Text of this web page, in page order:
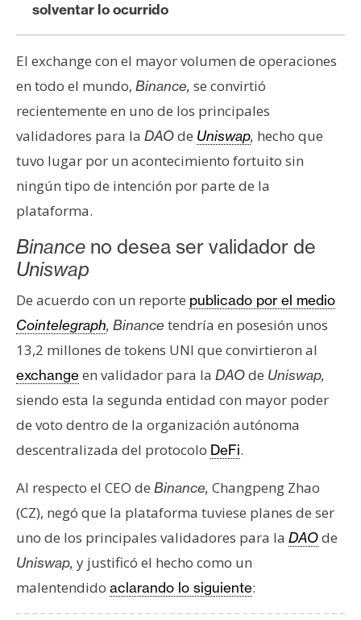
A
n
á
l
s
i
s
N
o
t
a
s
d
e
P
r
e
n
a
T
e
m
a
s
solventar lo ocurrido
El exchange con el mayor volumen de operaciones
en todo el mundo, Binance, se convirtió
recientemente en uno de los principales
validadores para la DAOde Uniswap, hecho que
tuvo lugar por un acontecimiento fortuito sin
ningún tipo de intención por parte de la
plataforma.
Binance no desea ser validador de
Uniswap
De acuerdo con un reporte publicado por el medio
Cointelegraph, Binance tendría en posesión unos
13,2 millones de tokens UNI que convirtieron al
exchangeen validador para la DAOde Uniswap,
siendo esta la segunda entidad con mayor poder
de voto dentro de la organización autónoma
descentralizada del protocolo DeFi.
Al respecto el CEO de Binance, Changpeng Zhao
(CZ), negó que la plataforma tuviese planes de ser
uno de los principales validadores para la DAOde
Uniswap, y justificó el hecho como un
malentendido aclarando lo siguiente: